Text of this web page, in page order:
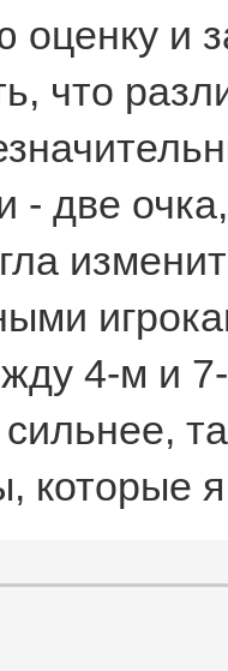
оценку и
что
- две
4-м и
которые